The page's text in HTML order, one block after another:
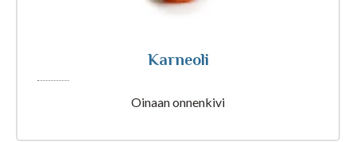
Karneoli
Oinaan onnenkivi